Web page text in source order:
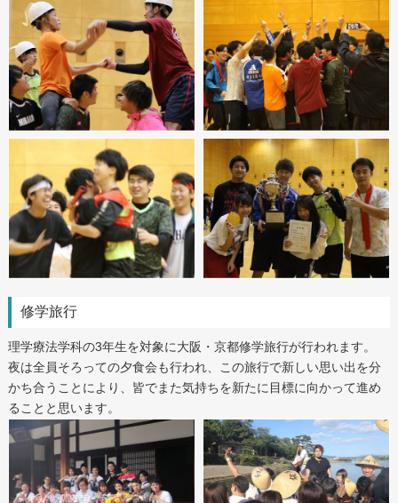
修学旅行
理学療法学科の3年生を対象に大阪・京都修学旅行が行われます。
夜は全員そろっての夕食会も行われ、この旅行で新しい思い出を分
かち合うことにより、皆でまた気持ちを新たに目標に向かって進め
ることと思います。